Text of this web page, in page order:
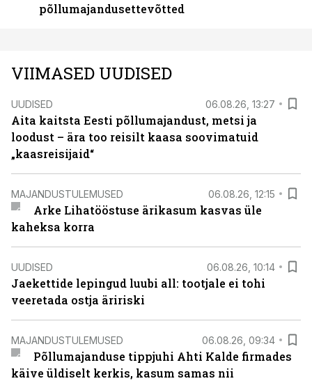
põllumajandusettevõtted
VIIMASED UUDISED
UUDISED 06.08.26, 13:27
Aita kaitsta Eesti põllumajandust, metsi ja
loodust – ära too reisilt kaasa soovimatuid
„kaasreisijaid“
MAJANDUSTULEMUSED 06.08.26, 12:15
Arke Lihatööstuse ärikasum kasvas üle
kaheksa korra
UUDISED 06.08.26, 10:14
Jaekettide lepingud luubi all: tootjale ei tohi
veeretada ostja äririski
MAJANDUSTULEMUSED 06.08.26, 09:34
Põllumajanduse tippjuhi Ahti Kalde firmades
käive üldiselt kerkis, kasum samas nii